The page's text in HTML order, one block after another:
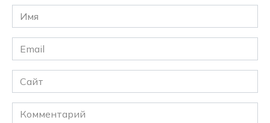
Имя
*
Email
*
Сайт
Комментарий